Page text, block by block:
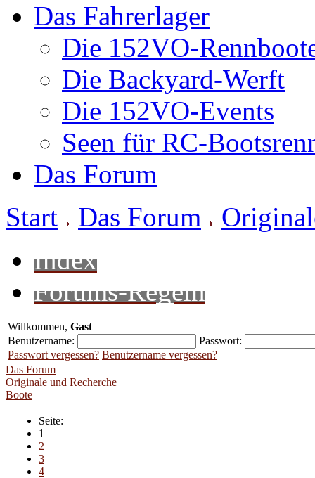
Das Fahrerlager
Die 152VO-
Die Backyard-Werft
Die 152VO-Events
Seen für RC-
Das Forum
Start
Das Forum
Index
Forums-Regeln
Willkommen, Gast
Benutzername:
Passwort:
Passwort vergessen? Benutzername vergessen?
Das Forum
Originale und Recherche
Boote
Seite:
1
2
3
4